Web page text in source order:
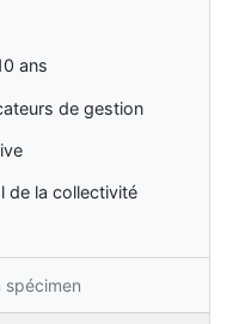
ans
de gestion
de la collectivité
spécimen